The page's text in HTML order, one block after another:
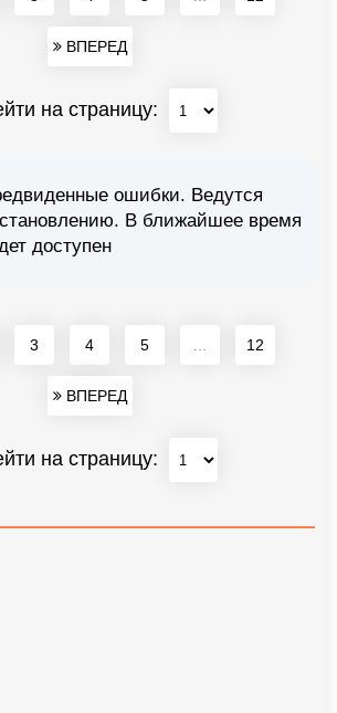
ВПЕРЕД
на страницу:
ошибки. Ведутся
В ближайшее время
доступен
3 4 5 12
ВПЕРЕД
на страницу: